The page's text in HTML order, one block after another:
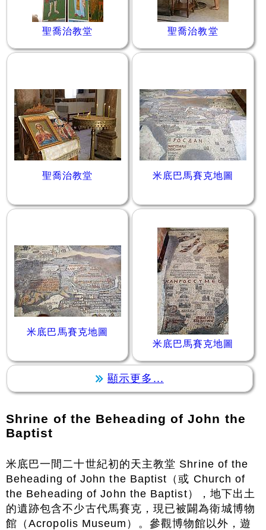
聖喬治教堂 聖喬治教堂
聖喬治教堂 米底巴馬賽克地圖
米底巴馬賽克地圖
米底巴馬賽克地圖
顯示更多...
Shrine of the Beheading of John the
Baptist
米底巴一間二十世紀初的天主教堂 Shrine of the
Beheading of John the Baptist（或 Church of
the Beheading of John the Baptist），地下出土
的遺跡包含不少古代馬賽克，現已被闢為衛城博物
館（Acropolis Museum）。參觀博物館以外，遊